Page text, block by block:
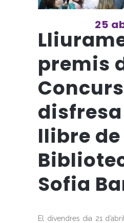
25
premis
llibre
Sofia
El divendres dia 21